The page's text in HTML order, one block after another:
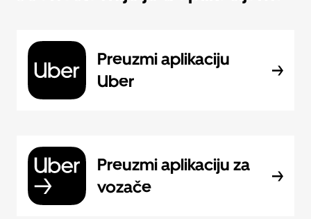
Preuzmi aplikaciju
Uber
Preuzmi aplikaciju za
vozače